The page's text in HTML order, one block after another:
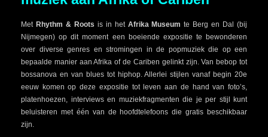
Met Rhythm & Roots is in hetAfrika Museum te Berg en Dal (bij
Nijmegen) op dit moment een boeiende expositie te bewonderen
over diverse genres en stromingen in de popmuziek die op een
bepaalde manier aan Afrika of de Cariben gelinkt zijn. Van bebop tot
bossanova en van blues tot hiphop. Allerlei stijlen vanaf begin 20e
eeuw komen op deze expositie tot leven aan de hand van foto’s,
platenhoezen, interviews en muziekfragmenten die je per stijl kunt
beluisteren met één van de hoofdtelefoons die gratis beschikbaar
zijn.